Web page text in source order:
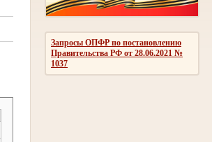
Запросы ОПФР по постановлению
Правительства РФ от 28.06.2021 №
1037